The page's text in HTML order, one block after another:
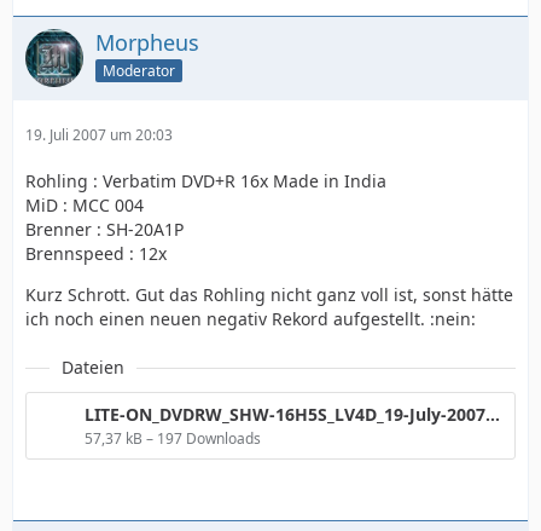
Morpheus
Moderator
19. Juli 2007 um 20:03
Rohling : Verbatim DVD+R 16x Made in India
MiD : MCC 004
Brenner : SH-20A1P
Brennspeed : 12x
Kurz Schrott. Gut das Rohling nicht ganz voll ist, sonst hätte
ich noch einen neuen negativ Rekord aufgestellt. :nein:
Dateien
LITE-ON_DVDRW_SHW-16H5S_LV4D_19-July-2007_19_37.png
57,37 kB – 197 Downloads